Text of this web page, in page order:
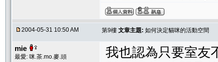
2004-05-31 10:50 AM 第9樓 文章主題: 如何決定貓咪的活動空間
mie
最愛: 咪.茶.mo.麥.頭
我也認為只要室友